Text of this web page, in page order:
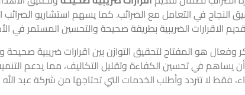
النجاح في التعامل مع الضرائب. كما يسهم استشاريو
الاقرارات الضريبية بطريقة صحيحة والتحسين المستمر في
وفعال هو المفتاح لتحقيق التوازن بين اقرارات ضريبية
أن يساهم في تحسين الكفاءة وتقليل التكاليف، مما يدعم
فقط لا تتردد وأطلبالخدماتالتي تحتاجها من شركة عبد